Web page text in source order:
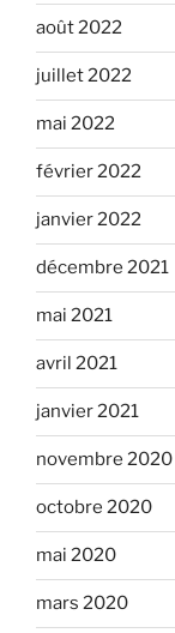
août 2022
juillet 2022
mai 2022
février 2022
janvier 2022
décembre 2021
mai 2021
avril 2021
janvier 2021
novembre 2020
octobre 2020
mai 2020
mars 2020